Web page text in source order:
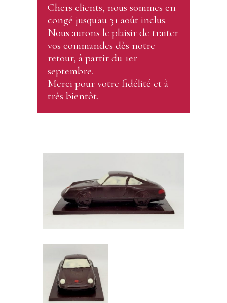
Chers clients, nous sommes en
congé jusqu'au 31 août inclus.
Nous aurons le plaisir de traiter
vos commandes dès notre
retour, à partir du 1er
septembre.
Merci pour votre fidélité et à
très bientôt.